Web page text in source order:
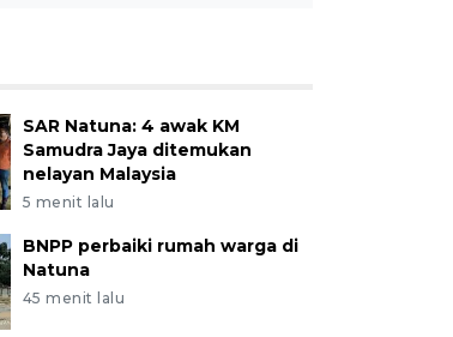
SAR Natuna: 4 awak KM
Samudra Jaya ditemukan
nelayan Malaysia
5 menit lalu
BNPP perbaiki rumah warga di
Natuna
45 menit lalu